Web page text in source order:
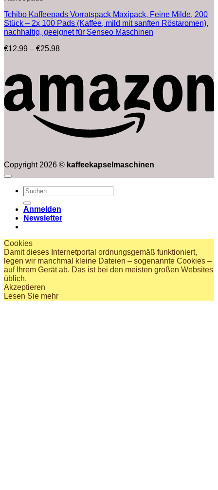
Tchibo Kaffeepads Vorratspack Maxipack, Feine Milde, 200
Stück – 2x 100 Pads (Kaffee, mild mit sanften Röstaromen),
nachhaltig, geeignet für Senseo Maschinen
€12.99 – €25.98Preisspanne:
€25.98
Copyright 2026 © kaffeekapselmaschinen
Suchen
nach:
Anmelden
Newsletter
Cookies
Damit dieses Internetportal ordnungsgemäß funktioniert,
legen wir manchmal kleine Dateien – sogenannte Cookies –
auf Ihrem Gerät ab. Das ist bei den meisten großen Websites
üblich.
Akzeptieren
Lesen Sie mehr